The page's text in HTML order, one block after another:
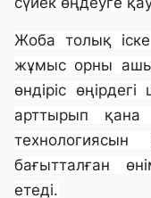
Жоба толық
жұмыс орны
өндіріс
арттырып қана
бағытталған
етеді.